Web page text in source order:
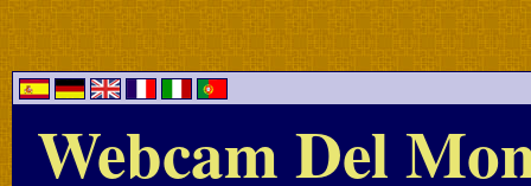
Webcam Del